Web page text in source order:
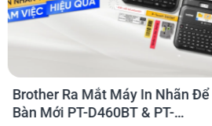
Brother Ra Mắt Máy In Nhãn Để
Bàn Mới PT-D460BT & PT-